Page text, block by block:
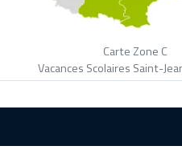
Carte Zone C
Vacances Scolaires Saint-